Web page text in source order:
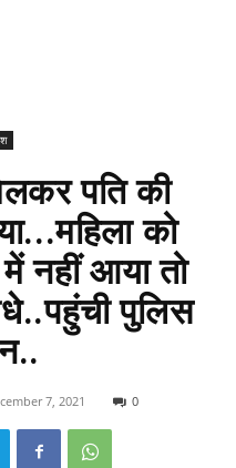
पति की
को
नहीं आया तो
पुलिस
7, 2021 0